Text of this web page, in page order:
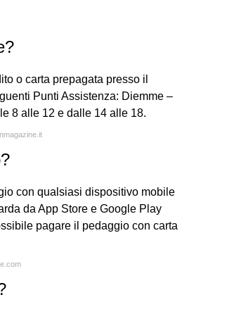
o carta prepagata presso il
Punti Assistenza: Diemme –
8 alle 12 e dalle 14 alle 18.
con qualsiasi dispositivo mobile
da App Store e Google Play
pagare il pedaggio con carta